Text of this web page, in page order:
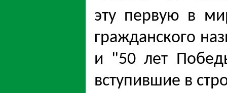
эту первую в
гражданского
и "50 лет
вступившие в